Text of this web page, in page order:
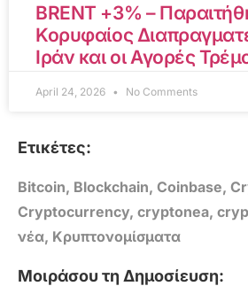
BRENT +3% –
Κορυφαίος
Ιράν και οι Αγορές
April 24, 2026 No Comments
Ετικέτες:
Bitcoin, Blockchain, Coinbase,
Cryptocurrency, cryptonea,
νέα, Κρυπτονομίσματα
Μοιράσου τη Δημοσίευση: